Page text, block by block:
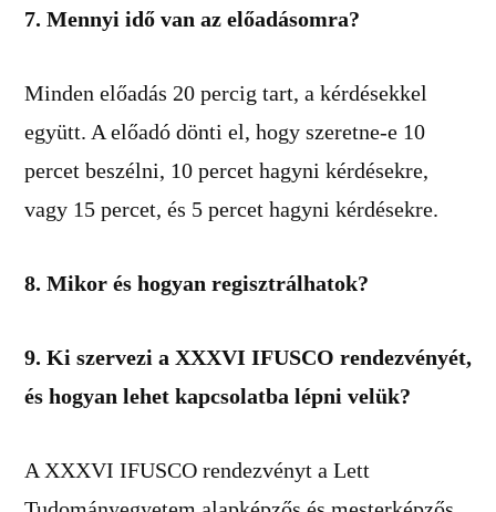
7. Mennyi idő van az előadásomra?
Minden előadás 20 percig tart, a kérdésekkel
együtt. A előadó dönti el, hogy szeretne-e 10
percet beszélni, 10 percet hagyni kérdésekre,
vagy 15 percet, és 5 percet hagyni kérdésekre.
8. Mikor és hogyan regisztrálhatok?
9. Ki szervezi a XXXVI IFUSCO rendezvényét,
és hogyan lehet kapcsolatba lépni velük?
A XXXVI IFUSCO rendezvényt a Lett